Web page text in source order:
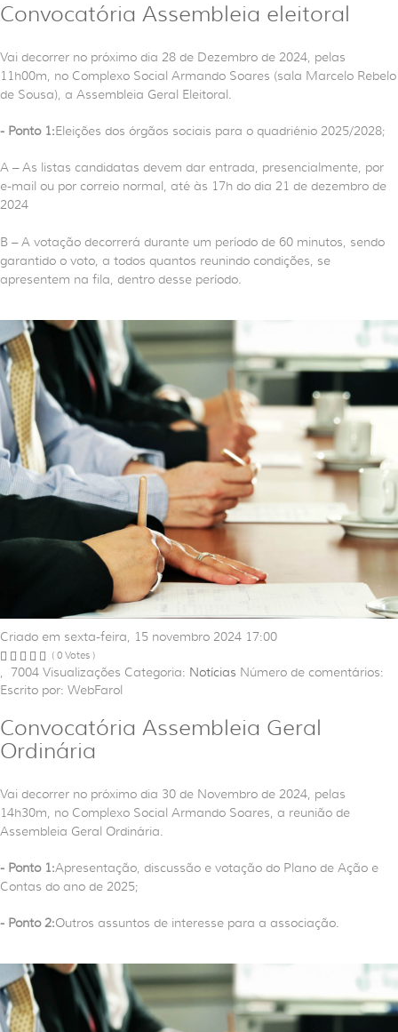
Convocatória Assembleia eleitoral
Vai decorrer no próximo dia 28 de Dezembro de 2024, pelas
11h00m, no Complexo Social Armando Soares (sala Marcelo Rebelo
de Sousa), a Assembleia Geral Eleitoral.
- Ponto 1:Eleições dos órgãos sociais para o quadriénio 2025/2028;
A – As listas candidatas devem dar entrada, presencialmente, por
e-mail ou por correio normal, até às 17h do dia 21 de dezembro de
2024
B – A votação decorrerá durante um período de 60 minutos, sendo
garantido o voto, a todos quantos reunindo condições, se
apresentem na fila, dentro desse período.
Criado em sexta-feira, 15 novembro 2024 17:00
( 0 Votes )
, 7004 Visualizações Categoria: Notícias Número de comentários:
Escrito por: WebFarol
Convocatória Assembleia Geral
Ordinária
Vai decorrer no próximo dia 30 de Novembro de 2024, pelas
14h30m, no Complexo Social Armando Soares, a reunião de
Assembleia Geral Ordinária.
- Ponto 1:Apresentação, discussão e votação do Plano de Ação e
Contas do ano de 2025;
- Ponto 2:Outros assuntos de interesse para a associação.